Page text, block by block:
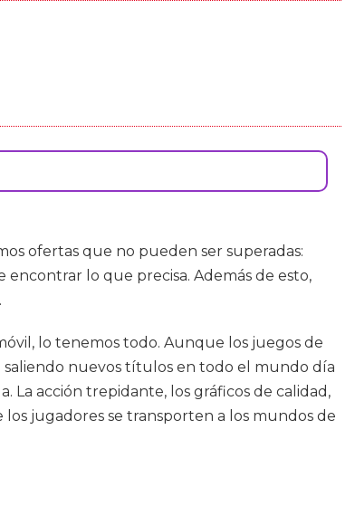
ofertas que no pueden ser superadas:
encontrar lo que precisa. Además de esto,
lo tenemos todo. Aunque los juegos de
nuevos títulos en todo el mundo día
La acción trepidante, los gráficos de calidad,
jugadores se transporten a los mundos de